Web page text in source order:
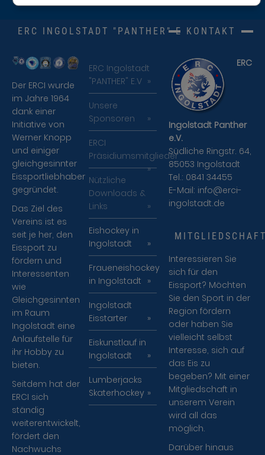
ERC INGOLSTADT "PANTHER" E.V.
Der ERCI wurde
im Jahre 1964
dank einer
Initiative von
Werner Knopp
und einiger
gleichgesinnter
Eissportliebhaber
gegründet.
Das Ziel des
Vereins ist es
seit je her, den
Eissport zu
fördern und
Interessenten
wie
Gleichgesinnten
im Raum
Ingolstadt eine
Anlaufstelle für
ihr Hobby zu
bieten.
Seitdem hat der
ERCI sich
ständig
weiterentwickelt,
fördert den
Nachwuchs
ERC Ingolstadt
"PANTHER" E.V
Unsere
Sponsoren
ERCI
Präsidiumsmitglieder
Nützliche
Downloads &
Links
Eishockey in
Ingolstadt
Fraueneishockey
in Ingolstadt
Ingolstadt
Eisstarter
Eiskunstlauf in
Ingolstadt
Lumberjacks
Skaterhockey
KONTAKT
ERC
Ingolstadt Panther
e.V.
Südliche Ringstr. 64,
85053 Ingolstadt
Tel.: 0841 34455
E-Mail: info@erci-
ingolstadt.de
Interessieren Sie
sich für den
Eissport? Möchten
Sie den Sport in der
Region fördern
oder haben Sie
vielleicht selbst
Interesse, sich auf
das Eis zu
begeben? Mit einer
Mitgliedschaft in
unserem Verein
wird all das
möglich.
Darüber hinaus